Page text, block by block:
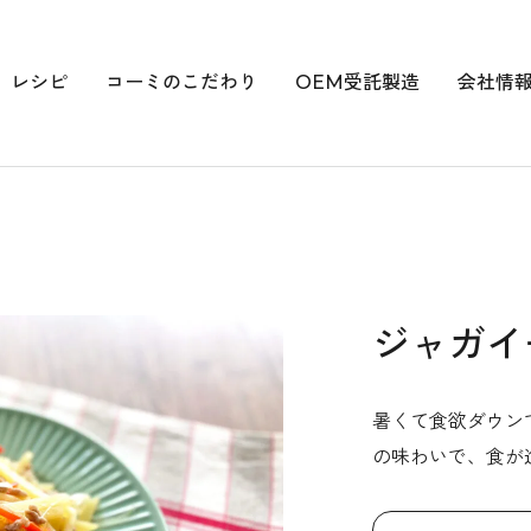
レシピ コーミのこだわり OEM受託製造 会社情
ジャガ
暑くて食欲ダウン
の味わいで、食